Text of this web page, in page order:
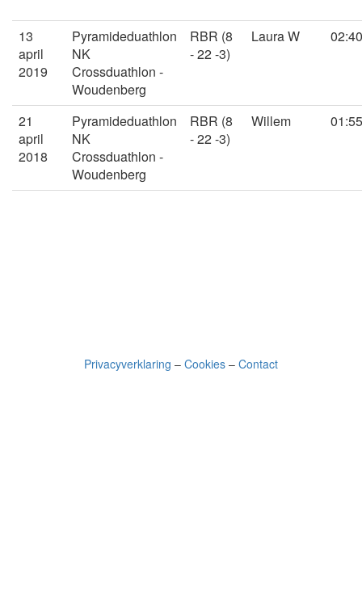
13
april
2019
Pyramideduathlon
NK
Crossduathlon -
Woudenberg
RBR (8
- 22 -3)
Laura W
21
april
2018
Pyramideduathlon
NK
Crossduathlon -
Woudenberg
RBR (8
- 22 -3)
Willem
Privacyverklaring – Cookies – Contact